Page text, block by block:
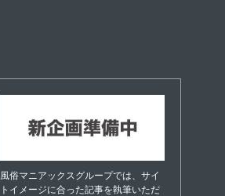
風俗マニアックスグループでは、サイ
トイメージに合った記事を執筆いただ